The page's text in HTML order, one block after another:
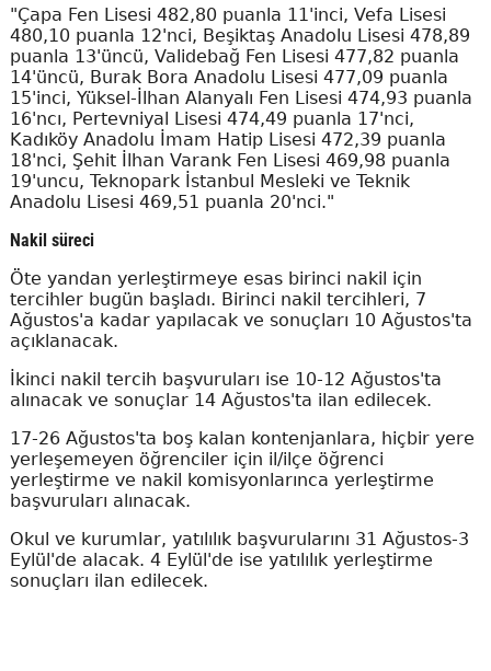
"Çapa Fen Lisesi 482,80 puanla 11'inci, Vefa Lisesi
480,10 puanla 12'nci, Beşiktaş Anadolu Lisesi 478,89
puanla 13'üncü, Validebağ Fen Lisesi 477,82 puanla
14'üncü, Burak Bora Anadolu Lisesi 477,09 puanla
15'inci, Yüksel-İlhan Alanyalı Fen Lisesi 474,93 puanla
16'ncı, Pertevniyal Lisesi 474,49 puanla 17'nci,
Kadıköy Anadolu İmam Hatip Lisesi 472,39 puanla
18'nci, Şehit İlhan Varank Fen Lisesi 469,98 puanla
19'uncu, Teknopark İstanbul Mesleki ve Teknik
Anadolu Lisesi 469,51 puanla 20'nci."
Nakil süreci
Öte yandan yerleştirmeye esas birinci nakil için
tercihler bugün başladı. Birinci nakil tercihleri, 7
Ağustos'a kadar yapılacak ve sonuçları 10 Ağustos'ta
açıklanacak.
İkinci nakil tercih başvuruları ise 10-12 Ağustos'ta
alınacak ve sonuçlar 14 Ağustos'ta ilan edilecek.
17-26 Ağustos'ta boş kalan kontenjanlara, hiçbir yere
yerleşemeyen öğrenciler için il/ilçe öğrenci
yerleştirme ve nakil komisyonlarınca yerleştirme
başvuruları alınacak.
Okul ve kurumlar, yatılılık başvurularını 31 Ağustos-3
Eylül'de alacak. 4 Eylül'de ise yatılılık yerleştirme
sonuçları ilan edilecek.